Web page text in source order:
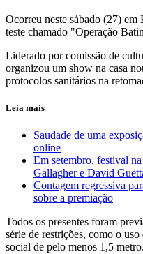
Ocorreu neste sábado (27)
teste chamado "Operação
Liderado por comissão de
organizou um show na casa
protocolos sanitários na
Leia mais
Saudade de uma
online
Em setembro, festival
Gallagher e David
Contagem regressiva
sobre a premiação
Todos os presentes foram
série de restrições, como o
social de pelo menos 1,5 metro.